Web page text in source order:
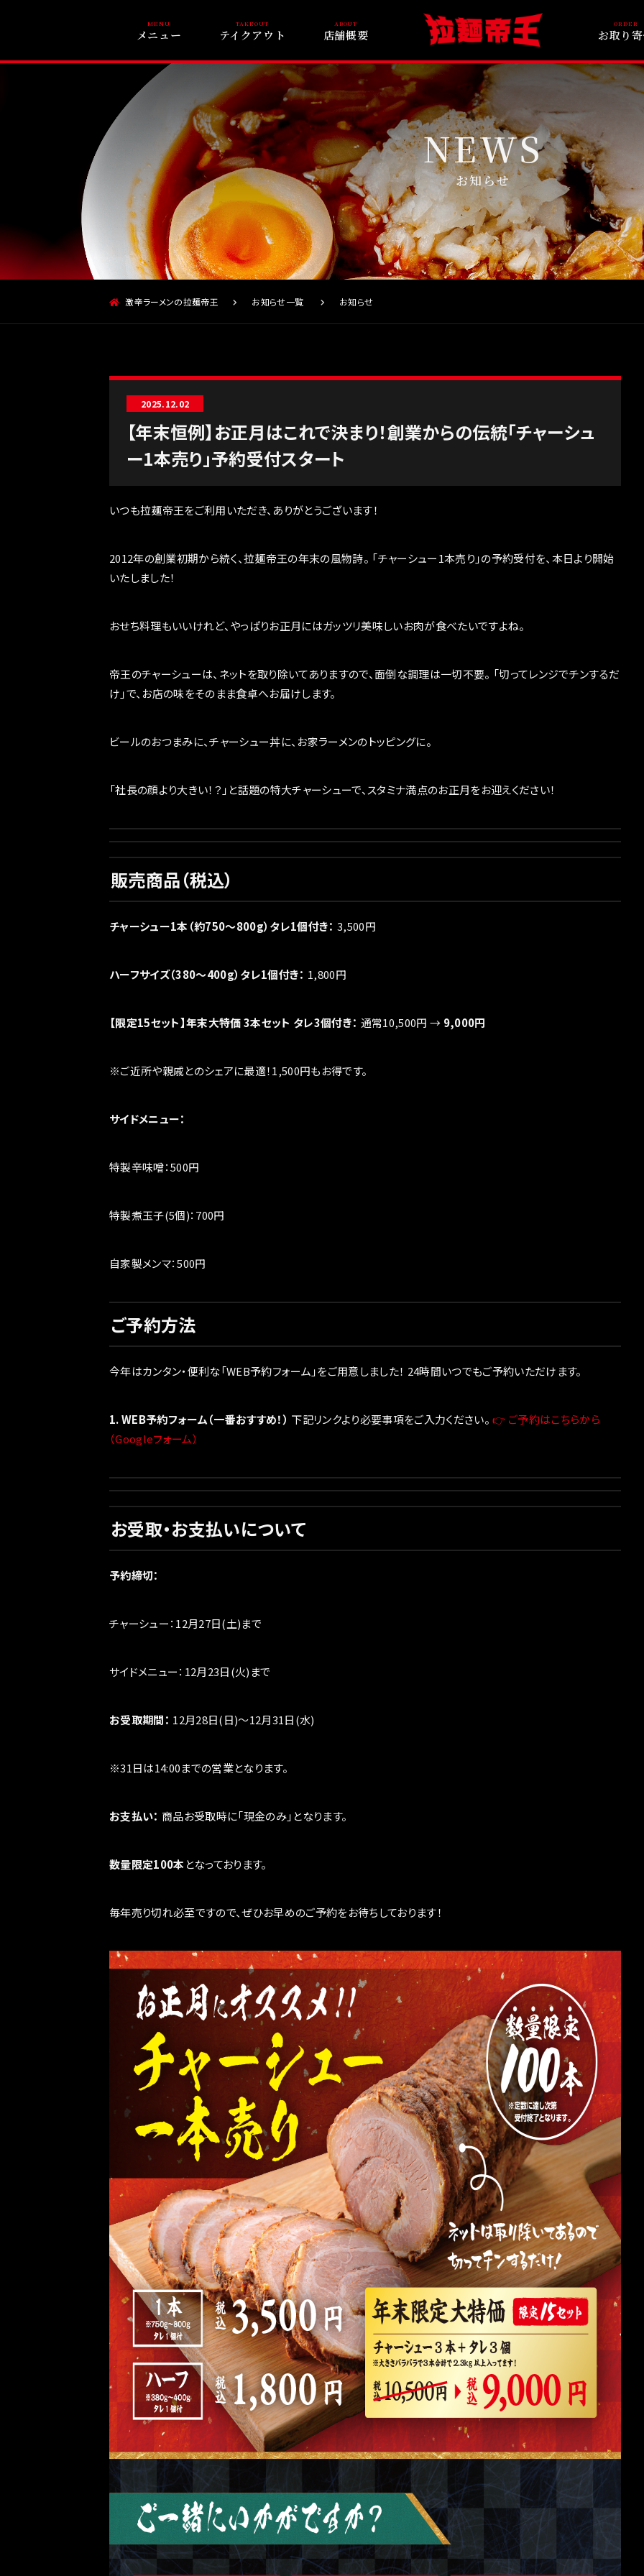
メニュー テイクアウト 店舗概要 お取り
お知らせ
激辛ラーメンの拉麺帝王 お知らせ一覧 お知らせ
2025.12.02
【年末恒例】お正月はこれで決まり！創業からの伝統「チャーシュ
ー1本売り」予約受付スタート
いつも拉麺帝王をご利用いただき、ありがとうございます！
2012年の創業初期から続く、拉麺帝王の年末の風物詩。 「チャーシュー1本売り」の予約受付を、本日より開始
いたしました！
おせち料理もいいけれど、やっぱりお正月にはガッツリ美味しいお肉が食べたいですよね。
帝王のチャーシューは、ネットを取り除いてありますので、面倒な調理は一切不要。 「切ってレンジでチンするだ
け」で、お店の味をそのまま食卓へお届けします。
ビールのおつまみに、チャーシュー丼に、お家ラーメンのトッピングに。
「社長の顔より大きい！？」と話題の特大チャーシューで、スタミナ満点のお正月をお迎えください！
販売商品（税込）
チャーシュー1本（約750〜800g）タレ1個付き： 3,500円
ハーフサイズ（380〜400g）タレ1個付き： 1,800円
【限定15セット】年末大特価 3本セット タレ3個付き： 通常10,500円 → 9,000円
※ご近所や親戚とのシェアに最適！1,500円もお得です。
サイドメニュー：
特製辛味噌：500円
特製煮玉子(5個)：700円
自家製メンマ：500円
ご予約方法
今年はカンタン・便利な「WEB予約フォーム」をご用意しました！ 24時間いつでもご予約いただけます。
1. WEB予約フォーム（一番おすすめ！） 下記リンクより必要事項をご入力ください。👉 ご予約はこちらから
（Googleフォーム）
お受取・お支払いについて
予約締切：
チャーシュー：12月27日(土)まで
サイドメニュー：12月23日(火)まで
お受取期間： 12月28日(日)～12月31日(水)
※31日は14:00までの営業となります。
お支払い： 商品お受取時に「現金のみ」となります。
数量限定100本となっております。
毎年売り切れ必至ですので、ぜひお早めのご予約をお待ちしております！